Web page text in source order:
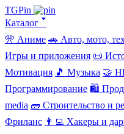
TGPin
Каталог 🢓
🎌 Аниме 🚗 Авто, мото,
Игры и приложения 📜
Мотивация 🎵 Музыка 🤝
Программирование 🛍️
media 🧱 Строительство и
Фриланс 👨‍💻 Хакеры и